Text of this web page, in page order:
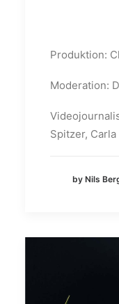
Produktion:
Moderation:
Spitzer,
by Nils